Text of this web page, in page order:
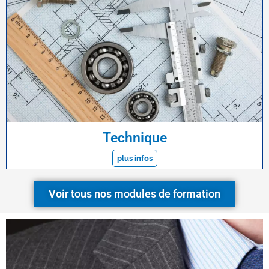
Technique
plus infos
Voir tous nos modules de formation